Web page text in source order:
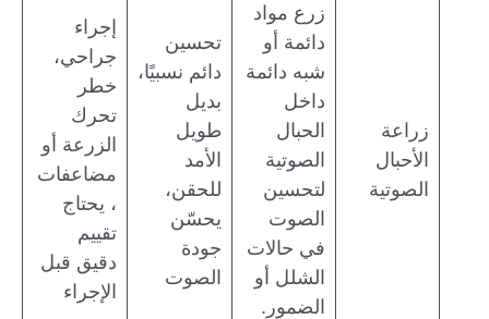
زراعة
الأحبال
الصوتية
زرع مواد
دائمة أو
شبه دائمة
داخل
الحبال
الصوتية
لتحسين
الصوت
في حالات
الشلل أو
الضمور.
تحسين
دائم نسبيًا،
بديل
طويل
الأمد
للحقن،
يحسّن
جودة
الصوت
إجراء
جراحي،
خطر
تحرك
الزرعة أو
مضاعفات
، يحتاج
تقييم
دقيق قبل
الإجراء